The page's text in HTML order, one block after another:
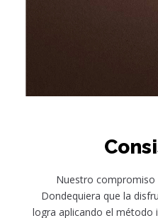
Nuestro compromiso
Dondequiera que la
logra aplicando el método